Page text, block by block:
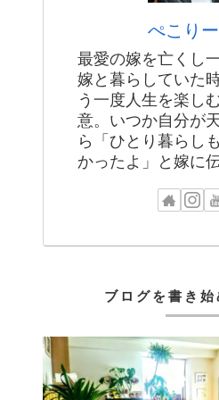
ぺこり
最愛の嫁を亡くし
嫁と暮らしていた
う一度人生を楽し
意。いつか自分が
ら「ひとり暮らし
かったよ」と嫁に
ブログを書き始